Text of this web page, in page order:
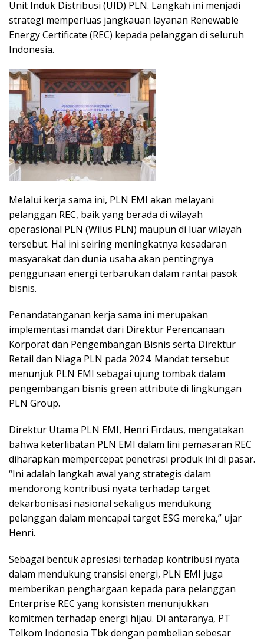
Unit Induk Distribusi (UID) PLN. Langkah ini menjadi
strategi memperluas jangkauan layanan Renewable
Energy Certificate (REC) kepada pelanggan di seluruh
Indonesia.
Melalui kerja sama ini, PLN EMI akan melayani
pelanggan REC, baik yang berada di wilayah
operasional PLN (Wilus PLN) maupun di luar wilayah
tersebut. Hal ini seiring meningkatnya kesadaran
masyarakat dan dunia usaha akan pentingnya
penggunaan energi terbarukan dalam rantai pasok
bisnis.
Penandatanganan kerja sama ini merupakan
implementasi mandat dari Direktur Perencanaan
Korporat dan Pengembangan Bisnis serta Direktur
Retail dan Niaga PLN pada 2024. Mandat tersebut
menunjuk PLN EMI sebagai ujung tombak dalam
pengembangan bisnis green attribute di lingkungan
PLN Group.
Direktur Utama PLN EMI, Henri Firdaus, mengatakan
bahwa keterlibatan PLN EMI dalam lini pemasaran REC
diharapkan mempercepat penetrasi produk ini di pasar.
“Ini adalah langkah awal yang strategis dalam
mendorong kontribusi nyata terhadap target
dekarbonisasi nasional sekaligus mendukung
pelanggan dalam mencapai target ESG mereka,” ujar
Henri.
Sebagai bentuk apresiasi terhadap kontribusi nyata
dalam mendukung transisi energi, PLN EMI juga
memberikan penghargaan kepada para pelanggan
Enterprise REC yang konsisten menunjukkan
komitmen terhadap energi hijau. Di antaranya, PT
Telkom Indonesia Tbk dengan pembelian sebesar